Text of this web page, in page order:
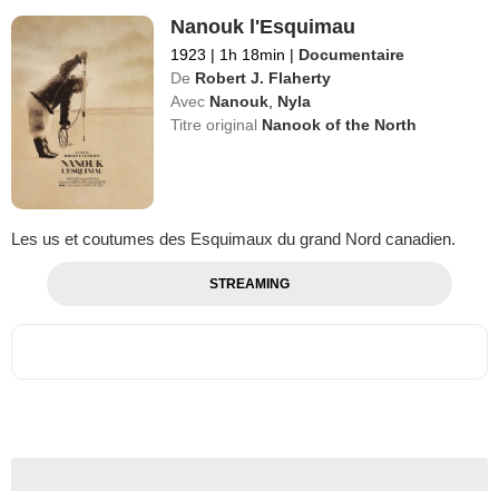
Nanouk l'Esquimau
1923 | 1h 18min | Documentaire
De Robert J. Flaherty
Avec Nanouk Nyla
Titre original Nanook of the North
Les us et coutumes des Esquimaux du grand Nord canadien.
STREAMING